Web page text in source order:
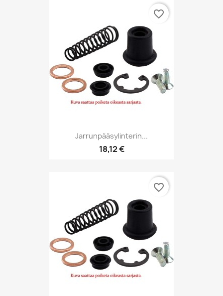
Jarrunpääsylinterin...
18,12 €
favorite_border
favorite_border